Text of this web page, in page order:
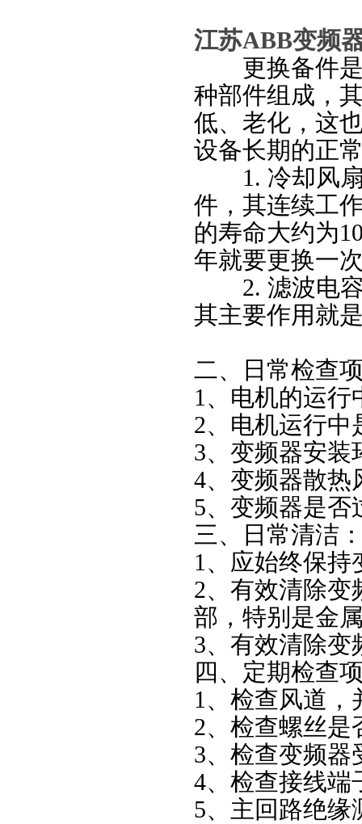
江苏ABB变频
更换备件是
种部件组成，
低、老化，这
设备长期的正
1. 冷却风扇
件，其连续工
的寿命大约为
年就要更换一
2. 滤波电容
其主要作用就
二、日常检查
1、电机的运
2、电机运行中
3、变频器安装
4、变频器散热
5、变频器是否
三、日常清洁
1、应始终保持
2、有效清除变
部，特别是金
3、有效清除变
四、定期检查
1、检查风道，
2、检查螺丝是
3、检查变频器
4、检查接线端
5、主回路绝缘